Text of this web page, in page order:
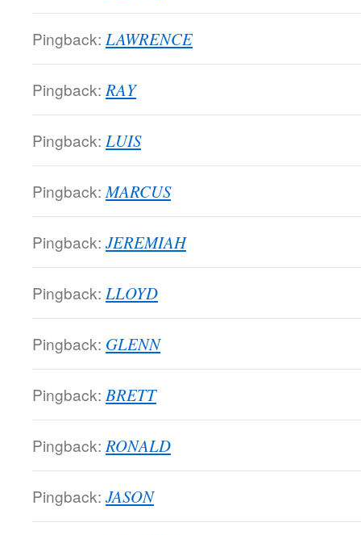
Pingback: LAWRENCE
Pingback: RAY
Pingback: LUIS
Pingback: MARCUS
Pingback: JEREMIAH
Pingback: LLOYD
Pingback: GLENN
Pingback: BRETT
Pingback: RONALD
Pingback: JASON